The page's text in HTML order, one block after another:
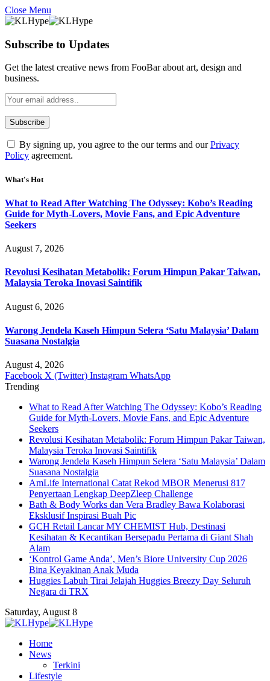
Close Menu
Subscribe to Updates
Get the latest creative news from FooBar about art, design and
business.
By signing up, you agree to the our terms and ourPrivacy
Policy agreement.
What's Hot
What to Read After Watching The Odyssey: Kobo’s Reading
Guide for Myth-Lovers, Movie Fans, and Epic Adventure
Seekers
August 7, 2026
Revolusi Kesihatan Metabolik: Forum Himpun Pakar Taiwan,
Malaysia Teroka Inovasi Saintifik
August 6, 2026
Warong Jendela Kaseh Himpun Selera ‘Satu Malaysia’ Dalam
Suasana Nostalgia
August 4, 2026
Facebook X (Twitter) Instagram WhatsApp
Trending
What to Read After Watching The Odyssey: Kobo’s Reading
Guide for Myth-Lovers, Movie Fans, and Epic Adventure
Seekers
Revolusi Kesihatan Metabolik: Forum Himpun Pakar Taiwan,
Malaysia Teroka Inovasi Saintifik
Warong Jendela Kaseh Himpun Selera ‘Satu Malaysia’ Dalam
Suasana Nostalgia
AmLife International Catat Rekod MBOR Menerusi 817
Penyertaan Lengkap DeepZleep Challenge
Bath & Body Works dan Vera Bradley Bawa Kolaborasi
Eksklusif Inspirasi Buah Pic
GCH Retail Lancar MY CHEMIST Hub, Destinasi
Kesihatan & Kecantikan Bersepadu Pertama di Giant Shah
Alam
‘Kontrol Game Anda’, Men’s Biore University Cup 2026
Bina Keyakinan Anak Muda
Huggies Labuh Tirai Jelajah Huggies Breezy Day Seluruh
Negara di TRX
Saturday, August 8
Home
News
Terkini
Lifestyle